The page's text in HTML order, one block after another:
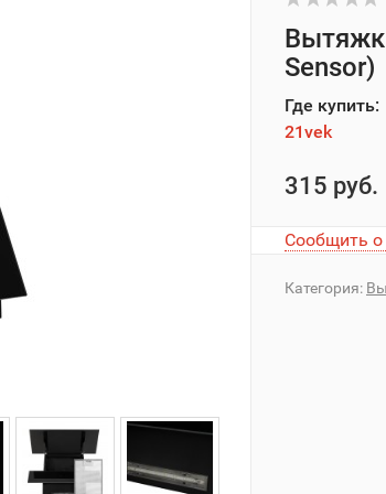
Sensor)
Где купить:
21vek
315 руб.
Сообщить о
Категория: